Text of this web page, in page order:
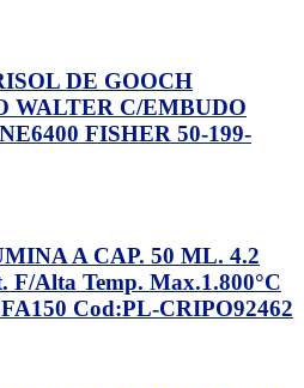
DE GOOCH
WALTER C/EMBUDO
FISHER 50-199-
A CAP. 50 ML. 4.2
F/Alta Temp. Max.1.800°C
Cod:PL-CRIPO92462